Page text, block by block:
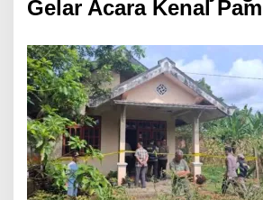
Gelar Acara Kenal